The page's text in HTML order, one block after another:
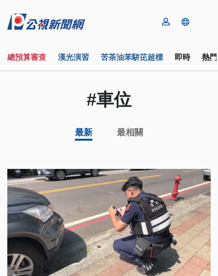
總預算審查 漢光演習 苦茶油苯駢芘超標 即時 熱
#車位
最新 最相關